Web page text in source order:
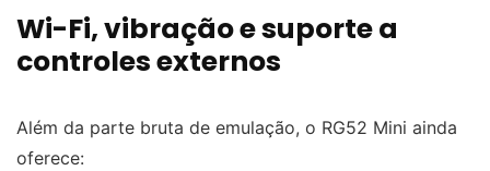
Wi-Fi, vibração e suporte a
controles externos
Além da parte bruta de emulação, o RG52 Mini ainda
oferece: